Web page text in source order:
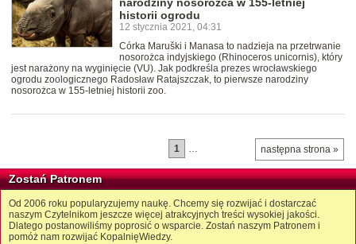
narodziny nosorożca w 155-letniej
historii ogrodu
12 stycznia 2021, 04:31
Córka Maruški i Manasa to nadzieja na przetrwanie
nosorożca indyjskiego (Rhinoceros unicornis), który
jest narażony na wyginięcie (VU). Jak podkreśla prezes wrocławskiego
ogrodu zoologicznego Radosław Ratajszczak, to pierwsze narodziny
nosorożca w 155-letniej historii zoo.
następna strona »
1 …
Zostań Patronem
Od 2006 roku popularyzujemy naukę. Chcemy się rozwijać i dostarczać
naszym Czytelnikom jeszcze więcej atrakcyjnych treści wysokiej jakości.
Dlatego postanowiliśmy poprosić o wsparcie. Zostań naszym Patronem i
pomóż nam rozwijać KopalnięWiedzy.